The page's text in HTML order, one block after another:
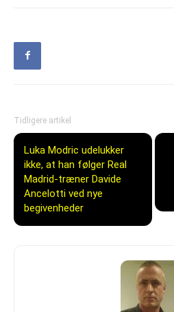
Tidligere artikel
Luka Modric udelukker
ikke, at han følger Real
Madrid-træner Davide
Ancelotti ved nye
begivenheder